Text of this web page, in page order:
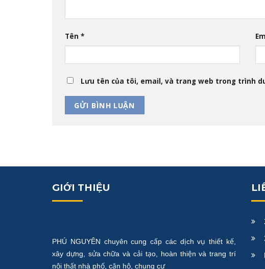
Tên *
Lưu tên của tôi, email, và trang web trong trình
GIỚI THIỆU
PHÚ NGUYÊN chuyên cung cấp các dịch vụ thiết kế,
xây dựng, sửa chữa và cải tạo, hoàn thiện và trang trí
nội thất nhà phố, căn hộ, chung cư